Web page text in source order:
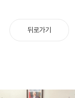
뒤로가기